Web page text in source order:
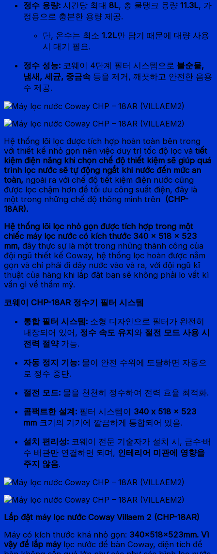
정수 용량: 시간당 최대 8L, 총 물탱크 용량 11.3L, 가
정용으로 충분한 용량 제공.
단, 온수는 최소 1.2L만 담기 때문에 대량 사용
시 대기 필요.
정수 성능: 코웨이 4단계 필터 시스템으로 불순물,
냄새, 세균, 중금속 등을 제거, 깨끗하고 안전한 음용
수 제공.
Hệ thống lõi lọc được tích hợp hoàn toàn bên trong
với thiết kế nhỏ gọn nên việc duy trì tốc độ lọc và tiết
kiệm điện năng khi chọn chế độ thiết kiệm sẽ giúp quá
trình lọc nước sẽ tự động ngắt khi nước đến mức an
toàn, ngoài ra với chế độ tiết kiệm điện nước cũng
được lọc chậm hơn để tối ưu công suất điện, đây là
một trong những chế độ thông minh trên (CHP-
18AR).
Hệ thống lõi lọc nhỏ gọn được tích hợp trong một
chiếc máy lọc nước có kích thước 340 x 518 x 523
mm, đây thực sự là một trong những thành công của
đội ngũ thiết kế Coway, hệ thống lọc hoàn được nằm
gọn và chỉ phải đi dây nước vào và ra, với đội ngũ kĩ
thuật của hàng khi lắp đặt bạn sẽ không phải lo vất kì
vấn gì về thẩm mỹ.
코웨이 CHP-18AR 정수기 필터 시스템
통합 필터 시스템: 소형 디자인으로 필터가 완전히
내장되어 있어, 정수 속도 유지 와 절전 모드 사용 시
전력 절약가능.
자동 정지 기능: 물이 안전 수위에 도달하면 자동으
로 정수 중단.
절전 모드: 물을 천천히 정수하여 전력 효율 최적화.
콤팩트한 설계: 필터 시스템이 340 x 518 x 523
mm 크기의 기기에 깔끔하게 통합되어 있음.
설치 편리성: 코웨이 전문 기술자가 설치 시, 급수·배
수 배관만 연결하면 되며, 인테리어 미관에 영향을
주지 않음.
Lắp đặt máy lọc nước Coway Villaem 2 (CHP-18AR)
Máy có kích thước khá nhỏ gọn: 340x518x523mm. Vì
vậy để lắp máy lọc nước để bàn Coway, diện tích để